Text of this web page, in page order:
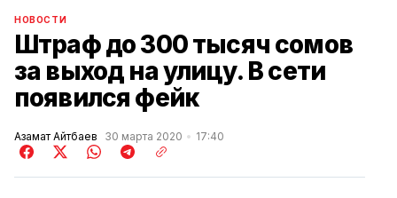
НОВОСТИ
Штраф до 300 тысяч сомов
за выход на улицу. В сети
появился фейк
Азамат Айтбаев 30 марта 2020 17:40